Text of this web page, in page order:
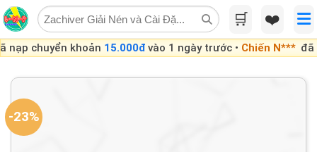
🛒 ❤️
khoản15.000đ vào 1 ngày trước •Chiến N***đã nạp
Skip
to
content
-23%